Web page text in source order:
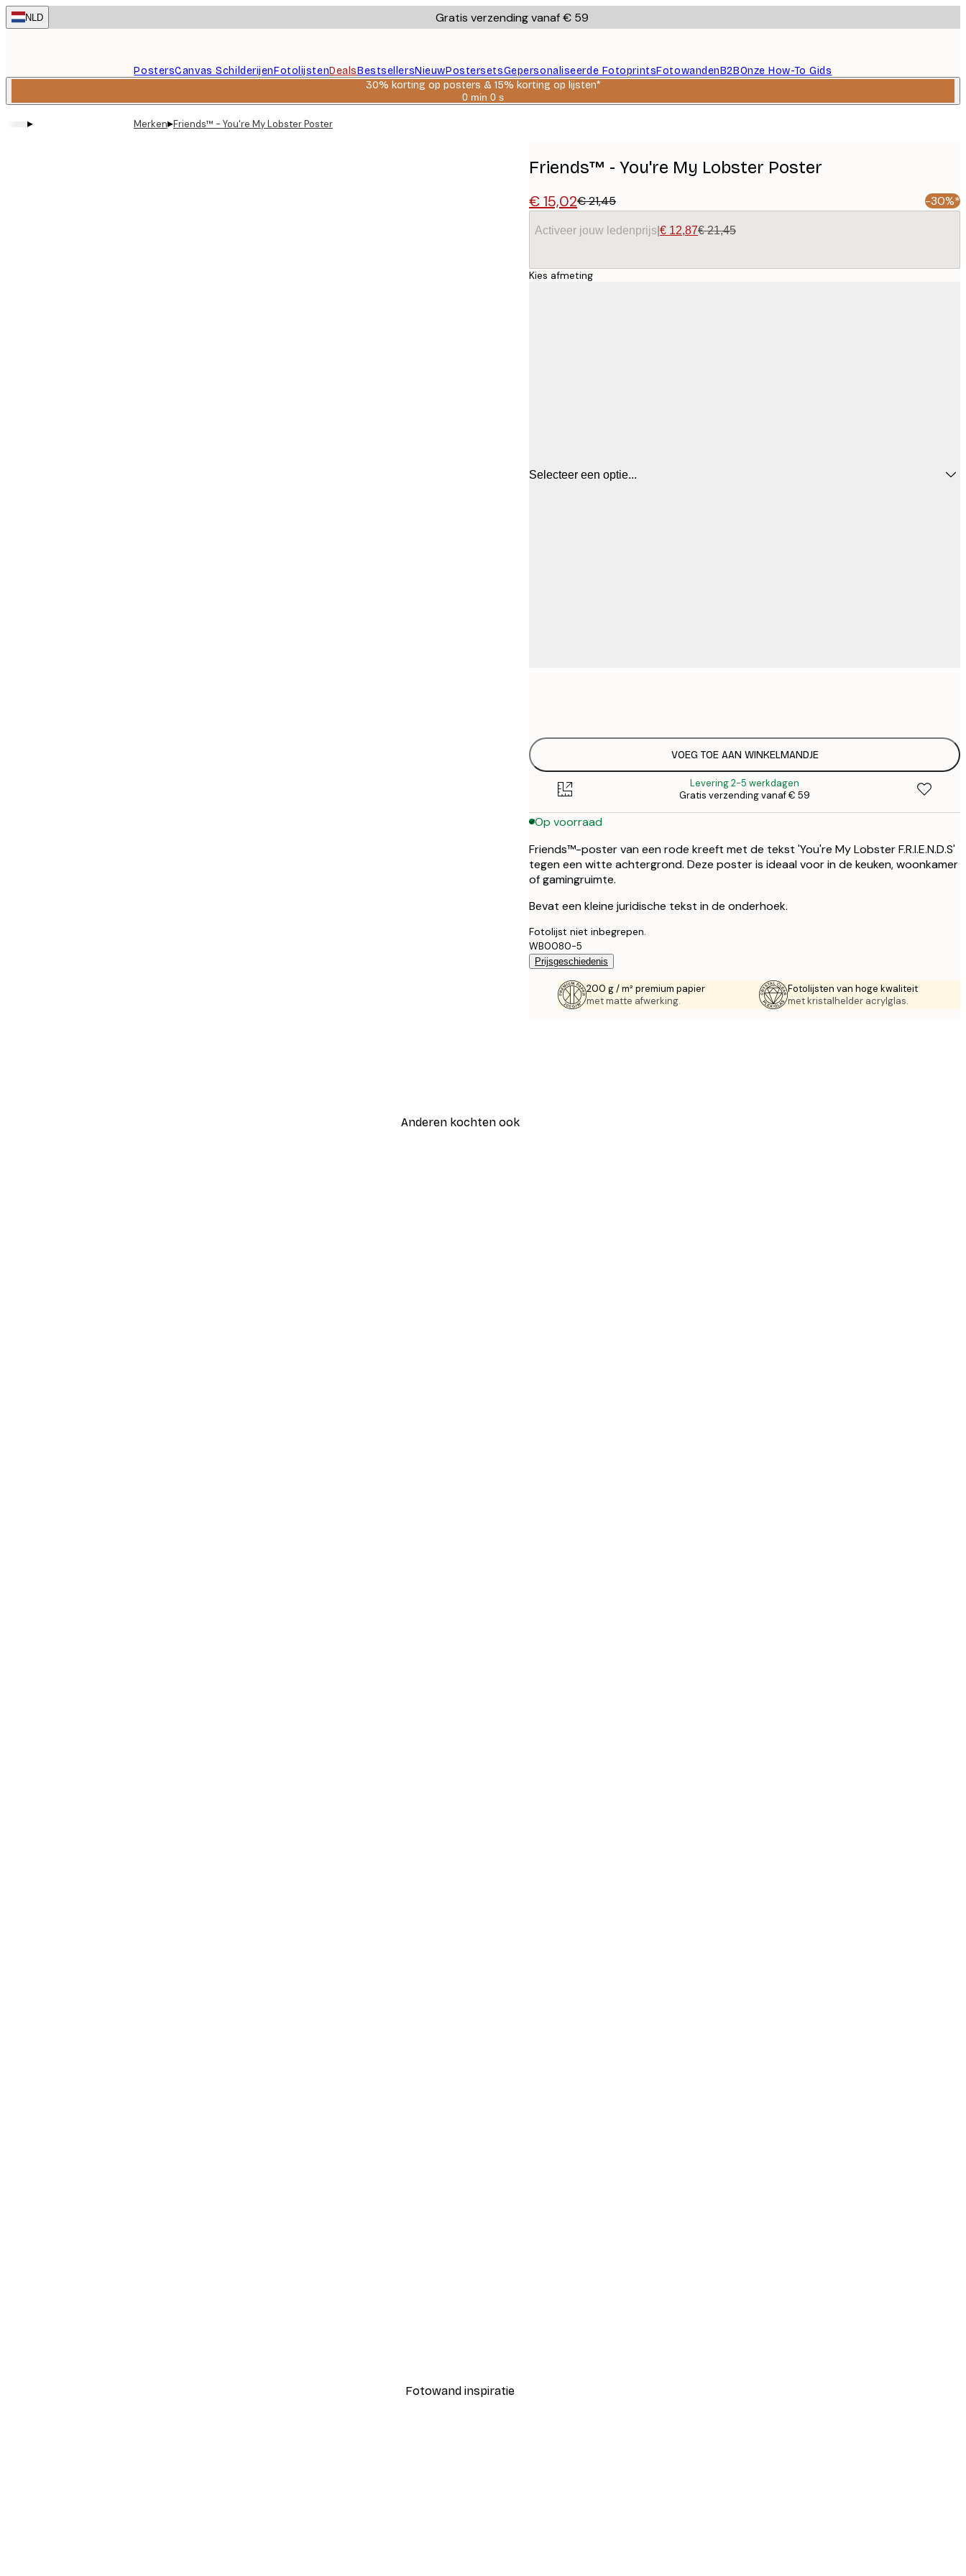
Skip
to
NLD Gratis verzending vanaf € 59
PostersCanvas SchilderijenFotolijstenDealsBestsellersNieuwPostersetsGepersonaliseerde FotoprintsFotowandenB2BOnze How-To Gids
30% korting op posters & 15% korting op lijsten*
0 min 0 s
Geldig
▸ Merken▸Friends™ - You're My Lobster Poster
Friends™ - You're My Lobster Poster
€ 15,02€ 21,45 -30%*
Activeer jouw ledenprijs € 12,87€ 21,45
Kies afmeting
Selecteer een optie...
VOEG TOE AAN WINKELMANDJE
Levering 2-5 werkdagen
Gratis verzending vanaf € 59
Op voorraad
Friends™-poster van een rode kreeft met de tekst 'You're My Lobster F.R.I.E.N.D.S'
tegen een witte achtergrond. Deze poster is ideaal voor in de keuken, woonkamer
of gamingruimte.
Bevat een kleine juridische tekst in de onderhoek.
Fotolijst niet inbegrepen.
WB0080-5
Prijsgeschiedenis
200 g / m² premium papier
met matte afwerking.
Fotolijsten van hoge kwaliteit
met kristalhelder acrylglas.
Anderen kochten ook
Fotowand inspiratie